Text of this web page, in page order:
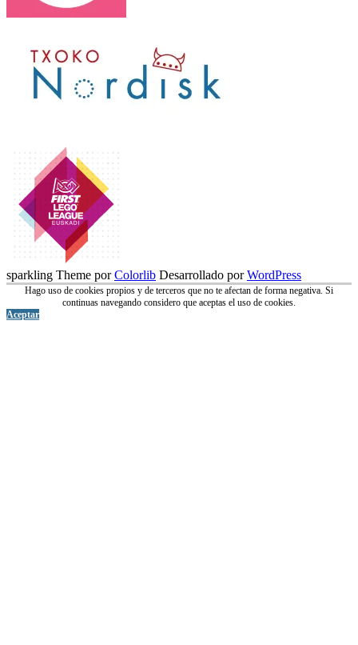
sparkling Theme porColorlib Desarrollado porWordPress
Hago uso de cookies propios y de terceros que no te afectan de forma negativa. Si
continuas navegando considero que aceptas el uso de cookies.
Aceptar